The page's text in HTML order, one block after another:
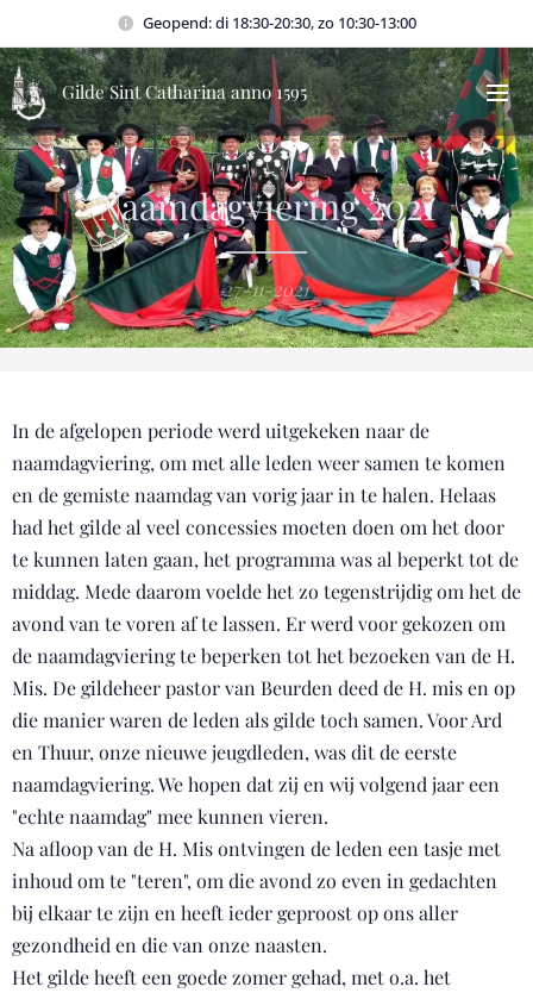
Geopend: di 18:30-20:30, zo 10:30-13:00
Gilde Sint Catharina anno 1595
Naamdagviering 2021
27-11-2021
In de afgelopen periode werd uitgekeken naar de
naamdagviering, om met alle leden weer samen te komen
en de gemiste naamdag van vorig jaar in te halen. Helaas
had het gilde al veel concessies moeten doen om het door
te kunnen laten gaan, het programma was al beperkt tot de
middag. Mede daarom voelde het zo tegenstrijdig om het de
avond van te voren af te lassen. Er werd voor gekozen om
de naamdagviering te beperken tot het bezoeken van de H.
Mis. De gildeheer pastor van Beurden deed de H. mis en op
die manier waren de leden als gilde toch samen. Voor Ard
en Thuur, onze nieuwe jeugdleden, was dit de eerste
naamdagviering. We hopen dat zij en wij volgend jaar een
"echte naamdag" mee kunnen vieren.
Na afloop van de H. Mis ontvingen de leden een tasje met
inhoud om te "teren", om die avond zo even in gedachten
bij elkaar te zijn en heeft ieder geproost op ons aller
gezondheid en die van onze naasten.
Het gilde heeft een goede zomer gehad, met o.a. het